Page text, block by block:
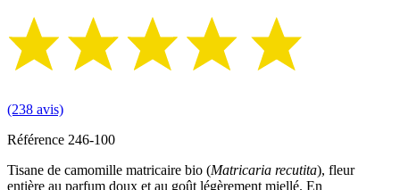
(238 avis)
Référence 246-100
Tisane de camomille matricaire bio (Matricaria recutita), fleur
entière au parfum doux et au goût légèrement miellé. En